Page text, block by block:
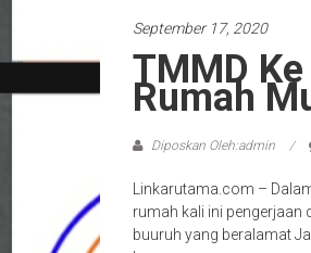
September 17, 2020
TMMD
Rumah
Diposkan Oleh:admin
Linkarutama.com –
rumah kali ini pengerjaan
buuruh yang beralamat